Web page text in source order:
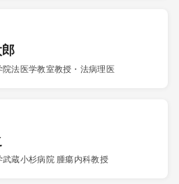
法医学教室教授・法病理医
武蔵小杉病院 腫瘍内科教授